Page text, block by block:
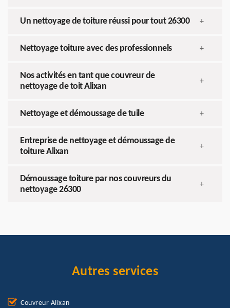
Un nettoyage de toiture réussi pour tout 26300 +
Nettoyage toiture avec des professionnels +
Nos activités en tant que couvreur de
nettoyage de toit Alixan
+
Nettoyage et démoussage de tuile +
Entreprise de nettoyage et démoussage de
toiture Alixan
+
Démoussage toiture par nos couvreurs du
nettoyage 26300
+
Autres services
Couvreur Alixan